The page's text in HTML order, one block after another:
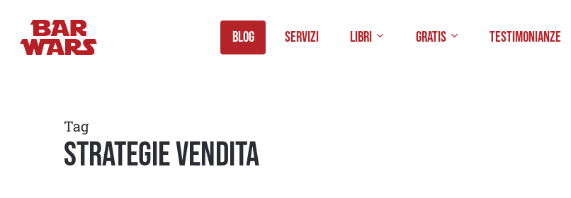
main
Blog Servizi Libri Gratis Testimonianze
Tag
strategie vendita